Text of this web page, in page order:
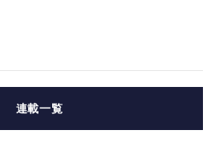
連載一覧